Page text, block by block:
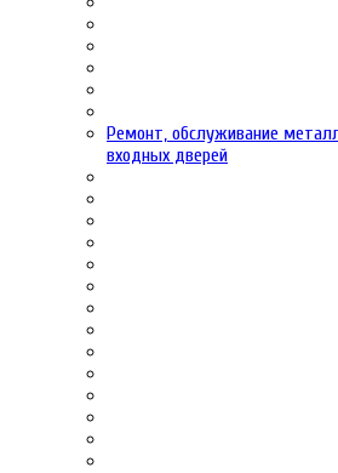
Ремонт, обслуживание
входных дверей